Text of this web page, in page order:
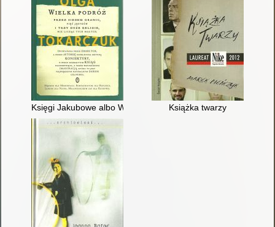
Księgi Jakubowe albo Wielka podróż przez siedem granic,
Książka twarzy